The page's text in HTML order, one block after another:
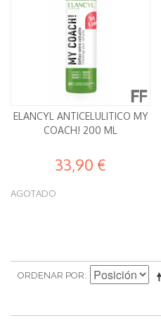
ELANCYL ANTICELULITICO MY
COACH! 200 ML
33,90 €
AGOTADO
ORDENAR POR